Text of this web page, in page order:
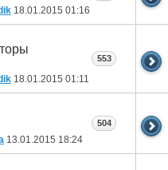
18.01.2015 01:16
18.01.2015 01:11
553
13.01.2015 18:24
504